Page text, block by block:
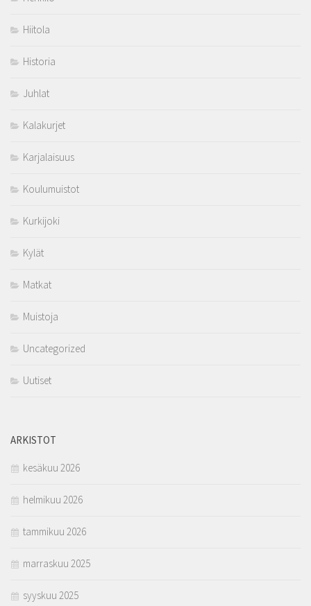
Hiitola
Historia
Juhlat
Kalakurjet
Karjalaisuus
Koulumuistot
Kurkijoki
Kylät
Matkat
Muistoja
Uncategorized
Uutiset
ARKISTOT
kesäkuu 2026
helmikuu 2026
tammikuu 2026
marraskuu 2025
syyskuu 2025